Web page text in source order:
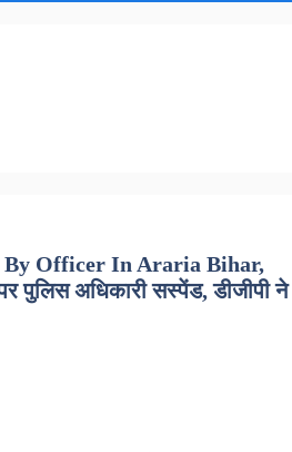
By Officer In Araria Bihar,
अधिकारी सस्पेंड, डीजीपी ने